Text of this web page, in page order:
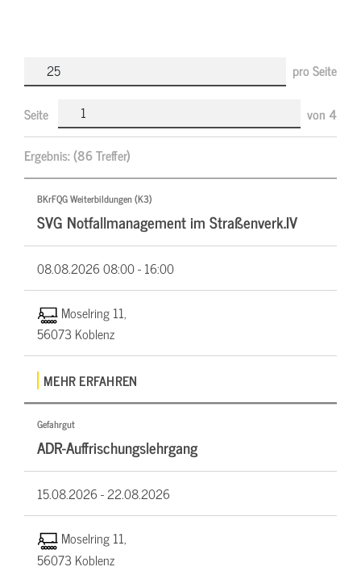
pro Seite
Seite von 4
Ergebnis:(86 Treffer)
BKrFQG Weiterbildungen (K3)
SVG Notfallmanagement im Straßenverk.IV
08.08.202608:00 - 16:00
Moselring 11,
56073 Koblenz
MEHR ERFAHREN
Gefahrgut
ADR-Auffrischungslehrgang
15.08.2026 -22.08.2026
Moselring 11,
56073 Koblenz